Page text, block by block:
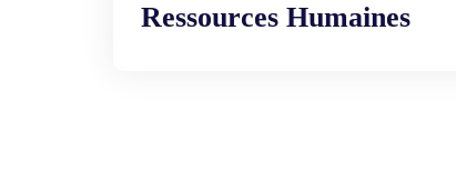
Ressources Humaines